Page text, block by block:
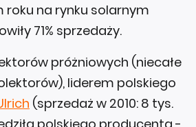
roku na rynku solarnym
71% sprzedaży.
próżniowych (niecałe
liderem polskiego
(sprzedaż w 2010: 8 tys.